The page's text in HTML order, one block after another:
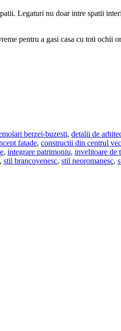
Legaturi nu doar intre spatii
pentru a gasi casa cu toti ochii
berzei-buzesti, detalii de
fatade, constructii din centrul
, integrare patrimoniu, invelitoare de
, stil brancovenesc, stil neoromanesc,